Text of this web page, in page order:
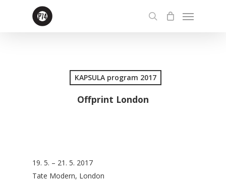
search
Menu
KAPSULA program 2017
Offprint London
19. 5. – 21. 5. 2017
Tate Modern, London